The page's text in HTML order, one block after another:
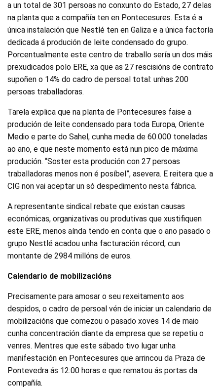
a un total de 301 persoas no conxunto do Estado, 27 delas
na planta que a compañía ten en Pontecesures. Esta é a
única instalación que Nestlé ten en Galiza e a única factoría
dedicada á produción de leite condensado do grupo.
Porcentualmente este centro de traballo sería un dos máis
prexudicados polo ERE, xa que as 27 rescisións de contrato
supoñen o 14% do cadro de persoal total: unhas 200
persoas traballadoras.
Tarela explica que na planta de Pontecesures faise a
produción de leite condensado para toda Europa, Oriente
Medio e parte do Sahel, cunha media de 60.000 toneladas
ao ano, e que neste momento está nun pico de máxima
produción. “Soster esta produción con 27 persoas
traballadoras menos non é posíbel”, asevera. E reitera que a
CIG non vai aceptar un só despedimento nesta fábrica.
A representante sindical rebate que existan causas
económicas, organizativas ou produtivas que xustifiquen
este ERE, menos aínda tendo en conta que o ano pasado o
grupo Nestlé acadou unha facturación récord, cun
montante de 2984 millóns de euros.
Calendario de mobilizacións
Precisamente para amosar o seu rexeitamento aos
despidos, o cadro de persoal vén de iniciar un calendario de
mobilizacións que comezou o pasado xoves 14 de maio
cunha concentración diante da empresa que se repetiu o
venres. Mentres que este sábado tivo lugar unha
manifestación en Pontecesures que arrincou da Praza de
Pontevedra ás 12:00 horas e que rematou ás portas da
compañía.